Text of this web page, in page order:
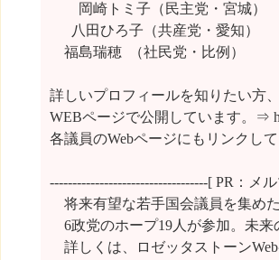
岡崎トミ子（民主党・宮城）　
八田ひろ子（共産党・愛知）　
福島瑞穂  （社民党・比例）　
詳しいプロフィールを知りたい方
WEBページで公開しています。⇒
各議員のWebページにもリンクし
-----------------------------------[ PR：メ
将来有望な若手国会議員を集め
6政党のホープ19人が参加。未来
詳しくは、ロゼッタストーン